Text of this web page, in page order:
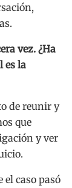
vez. ¿Ha
es la
de reunir y
que
y ver
el caso pasó